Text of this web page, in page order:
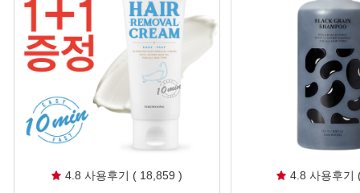
4.8 사용후기 ( 18,859 ) 4.8 사용후기